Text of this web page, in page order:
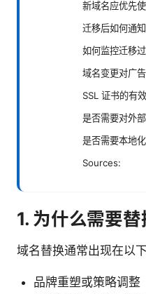
新域名应优先
迁移后如何通知
如何监控迁移
域名变更对广
SSL 证书的有
是否需要对外
是否需要本地
Sources:
1. 为什么需要
域名替换通常出现在以下
品牌重塑或策略调整